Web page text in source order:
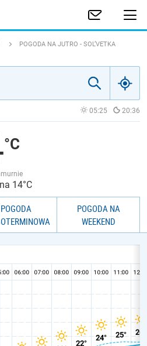
POGODA NA JUTRO - SOL’VETKA
05:25 20:36
14°C
POGODA
POGODA NA
WEEKEND